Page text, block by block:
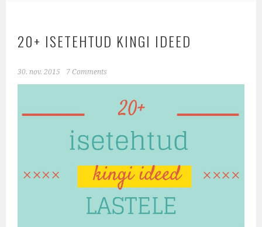
20+ ISETEHTUD KINGI IDEED
30. nov. 2015 7 Comments